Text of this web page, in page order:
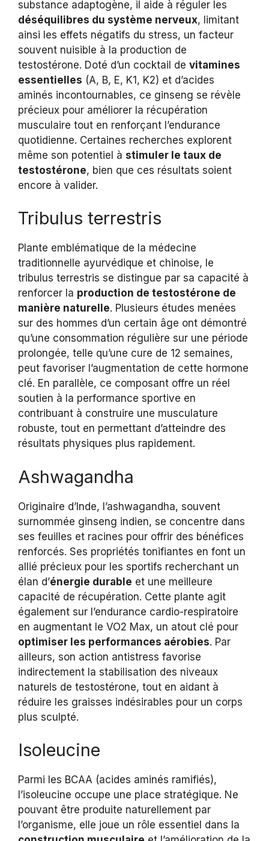
substance adaptogène, il aide à réguler les
déséquilibres du système nerveux, limitant
ainsi les effets négatifs du stress, un facteur
souvent nuisible à la production de
testostérone. Doté d’un cocktail de vitamines
essentielles (A, B, E, K1, K2) et d’acides
aminés incontournables, ce ginseng se révèle
précieux pour améliorer la récupération
musculaire tout en renforçant l’endurance
quotidienne. Certaines recherches explorent
même son potentiel à stimuler le taux de
testostérone, bien que ces résultats soient
encore à valider.
Tribulus terrestris
Plante emblématique de la médecine
traditionnelle ayurvédique et chinoise, le
tribulus terrestris se distingue par sa capacité à
renforcer la production de testostérone de
manière naturelle. Plusieurs études menées
sur des hommes d’un certain âge ont démontré
qu’une consommation régulière sur une période
prolongée, telle qu’une cure de 12 semaines,
peut favoriser l’augmentation de cette hormone
clé. En parallèle, ce composant offre un réel
soutien à la performance sportive en
contribuant à construire une musculature
robuste, tout en permettant d’atteindre des
résultats physiques plus rapidement.
Ashwagandha
Originaire d’Inde, l’ashwagandha, souvent
surnommée ginseng indien, se concentre dans
ses feuilles et racines pour offrir des bénéfices
renforcés. Ses propriétés tonifiantes en font un
allié précieux pour les sportifs recherchant un
élan d’énergie durable et une meilleure
capacité de récupération. Cette plante agit
également sur l’endurance cardio-respiratoire
en augmentant le VO2 Max, un atout clé pour
optimiser les performances aérobies. Par
ailleurs, son action antistress favorise
indirectement la stabilisation des niveaux
naturels de testostérone, tout en aidant à
réduire les graisses indésirables pour un corps
plus sculpté.
Isoleucine
Parmi les BCAA (acides aminés ramifiés),
l’isoleucine occupe une place stratégique. Ne
pouvant être produite naturellement par
l’organisme, elle joue un rôle essentiel dans la